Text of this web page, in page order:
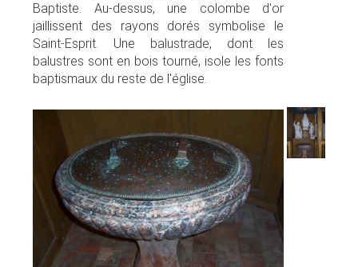
Baptiste. Au-dessus, une colombe d'or
jaillissent des rayons dorés symbolise le
Saint-Esprit. Une balustrade, dont les
balustres sont en bois tourné, isole les fonts
baptismaux du reste de l'église.